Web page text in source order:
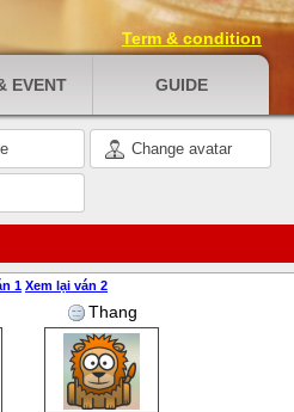
EVENT GUIDE
Term & condition
Change avatar
1 Xem lại ván 2
Thang